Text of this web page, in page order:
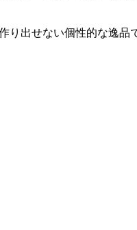
り出せない個性的な逸品